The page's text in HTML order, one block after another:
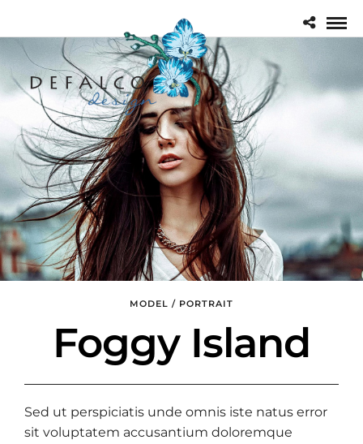
MODEL / PORTRAIT
Foggy Island
Sed ut perspiciatis unde omnis iste natus error
sit voluptatem accusantium doloremque